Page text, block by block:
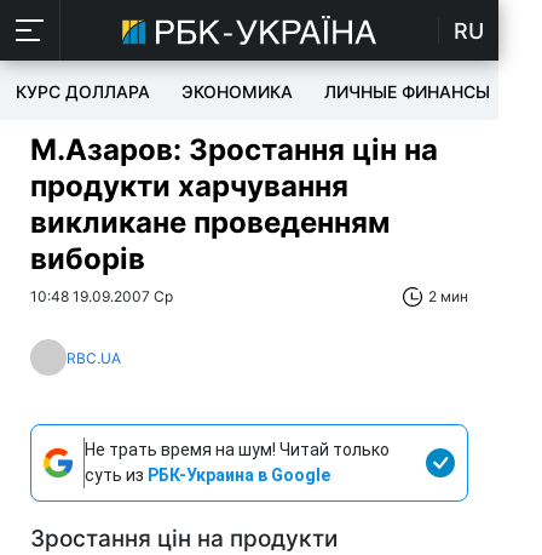
RU
КУРС ДОЛЛАРА ЭКОНОМИКА ЛИЧНЫЕ ФИНАНСЫ
М.Азаров: Зростання цін на
продукти харчування
викликане проведенням
виборів
10:48 19.09.2007 Ср 2 мин
RBC.UA
Не трать время на шум! Читай только
суть из РБК-Украина в Google
Зростання цін на продукти